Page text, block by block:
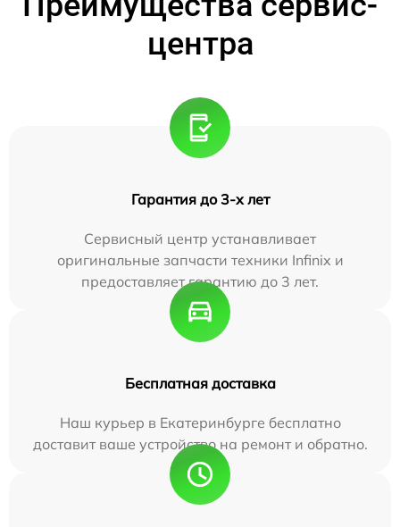
центра
Гарантия до 3-х лет
Сервисный центр устанавливает
оригинальные запчасти техники Infinix и
предоставляет гарантию до 3 лет.
Бесплатная доставка
Наш курьер в Екатеринбурге бесплатно
доставит ваше устройство на ремонт и обратно.